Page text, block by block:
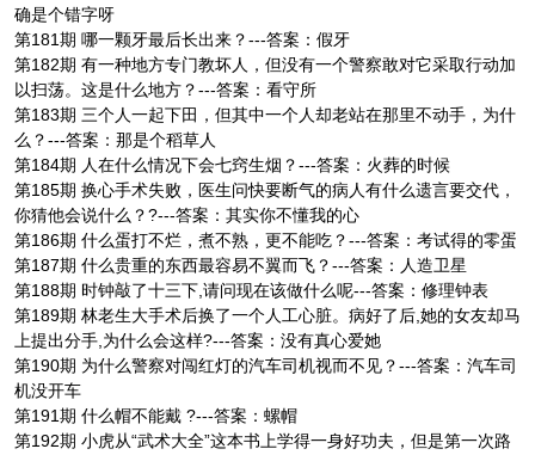
确是个错字呀
第181期 哪一颗牙最后长出来？---答案：假牙
第182期 有一种地方专门教坏人，但没有一个警察敢对它采取行动加
以扫荡。这是什么地方？---答案：看守所
第183期 三个人一起下田，但其中一个人却老站在那里不动手，为什
么？---答案：那是个稻草人
第184期 人在什么情况下会七窍生烟？---答案：火葬的时候
第185期 换心手术失败，医生问快要断气的病人有什么遗言要交代，
你猜他会说什么？?---答案：其实你不懂我的心
第186期 什么蛋打不烂，煮不熟，更不能吃？---答案：考试得的零蛋
第187期 什么贵重的东西最容易不翼而飞？---答案：人造卫星
第188期 时钟敲了十三下,请问现在该做什么呢---答案：修理钟表
第189期 林老生大手术后换了一个人工心脏。病好了后,她的女友却马
上提出分手,为什么会这样?---答案：没有真心爱她
第190期 为什么警察对闯红灯的汽车司机视而不见？---答案：汽车司
机没开车
第191期 什么帽不能戴 ?---答案：螺帽
第192期 小虎从“武术大全”这本书上学得一身好功夫，但是第一次路